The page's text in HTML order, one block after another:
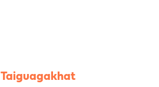
Taiguagakhat